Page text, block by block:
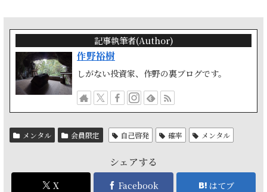
記事執筆者(Author)
作野裕樹
しがない投資家、作野の裏ブログです。
メンタル 会員限定 自己啓発 確率 メンタル
シェアする
X Facebook はてブ